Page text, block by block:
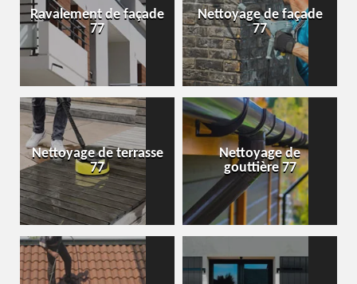
Ravalement de façade
77
Nettoyage de façade
77
Nettoyage de terrasse
77
Nettoyage de
gouttière 77